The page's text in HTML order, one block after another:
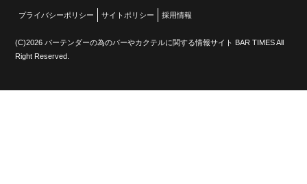
プライバシーポリシー サイトポリシー 採用情報
(C)2026 バーテンダーの為のバーやカクテルに関する情報サイト BAR TIMES All
Right Reserved.